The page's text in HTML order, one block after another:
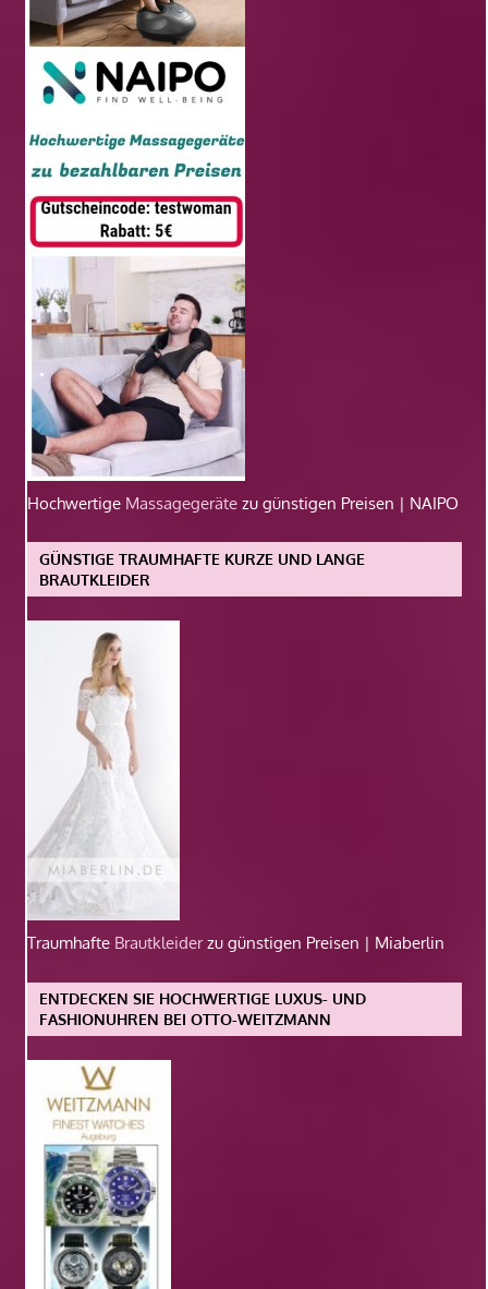
Hochwertige Massagegeräte zu günstigen Preisen | NAIPO
GÜNSTIGE TRAUMHAFTE KURZE UND LANGE
BRAUTKLEIDER
Traumhafte Brautkleiderzu günstigen Preisen | Miaberlin
ENTDECKEN SIE HOCHWERTIGE LUXUS- UND
FASHIONUHREN BEI OTTO-WEITZMANN